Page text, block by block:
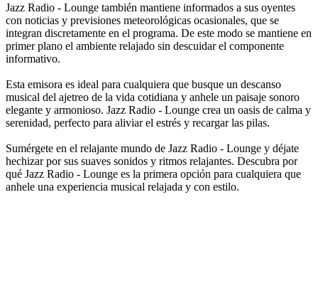
Jazz Radio - Lounge también mantiene informados a sus oyentes
con noticias y previsiones meteorológicas ocasionales, que se
integran discretamente en el programa. De este modo se mantiene en
primer plano el ambiente relajado sin descuidar el componente
informativo.
Esta emisora es ideal para cualquiera que busque un descanso
musical del ajetreo de la vida cotidiana y anhele un paisaje sonoro
elegante y armonioso. Jazz Radio - Lounge crea un oasis de calma y
serenidad, perfecto para aliviar el estrés y recargar las pilas.
Sumérgete en el relajante mundo de Jazz Radio - Lounge y déjate
hechizar por sus suaves sonidos y ritmos relajantes. Descubra por
qué Jazz Radio - Lounge es la primera opción para cualquiera que
anhele una experiencia musical relajada y con estilo.